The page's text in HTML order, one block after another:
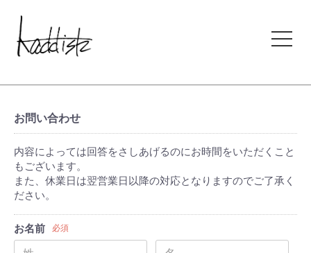
kaddish development store
お問い合わせ
内容によっては回答をさしあげるのにお時間をいただくこと
もございます。
また、休業日は翌営業日以降の対応となりますのでご了承く
ださい。
お名前 必須